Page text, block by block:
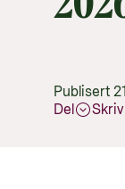
Publisert
Del